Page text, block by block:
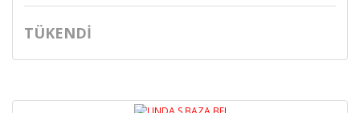
TÜKENDİ